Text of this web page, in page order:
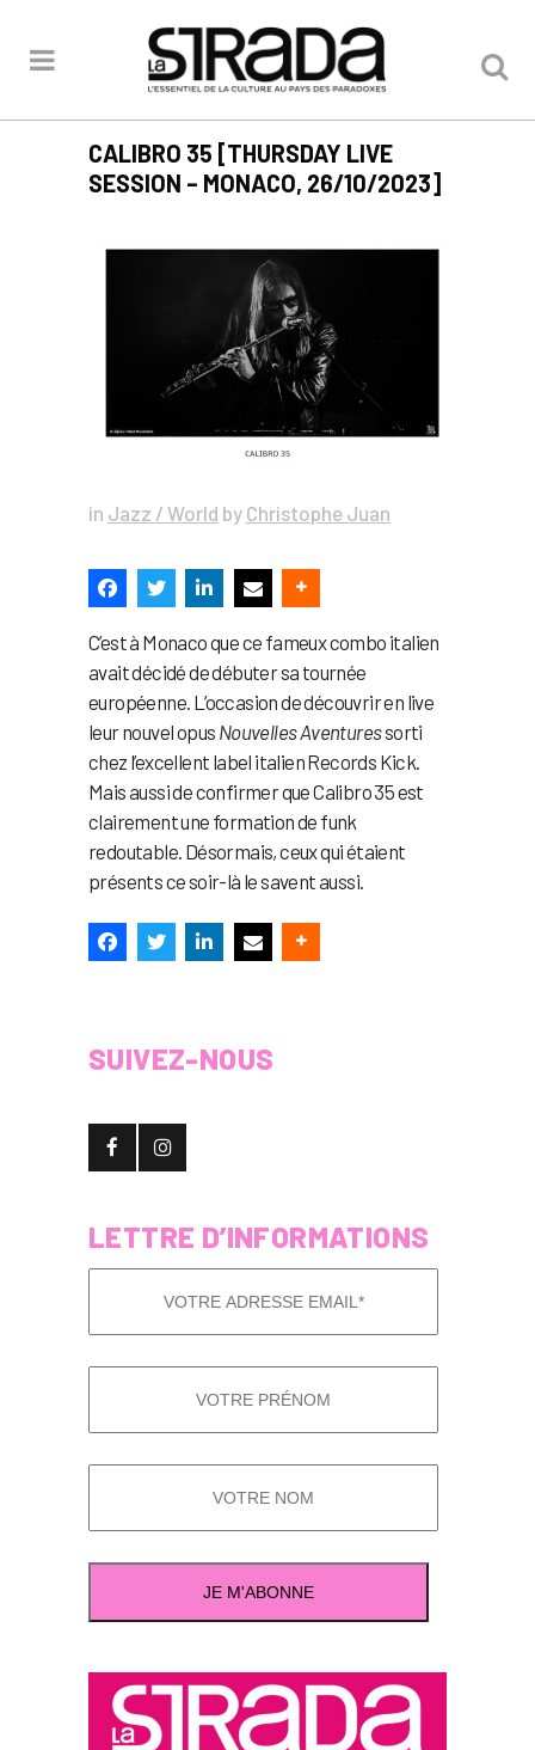
CALIBRO 35 [THURSDAY LIVE
SESSION – MONACO, 26/10/2023]
in Jazz / World by Christophe Juan
C’est à Monaco que ce fameux combo italien
avait décidé de débuter sa tournée
européenne. L’occasion de découvrir en live
leur nouvel opus Nouvelles Aventuressorti
chez l’excellent label italien Records Kick.
Mais aussi de confirmer que Calibro 35 est
clairement une formation de funk
redoutable. Désormais, ceux qui étaient
présents ce soir-là le savent aussi.
SUIVEZ-NOUS
LETTRE D’INFORMATIONS